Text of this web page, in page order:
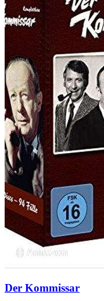
Der Kommissar